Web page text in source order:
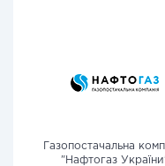
Газопостачальна
"Нафтогаз